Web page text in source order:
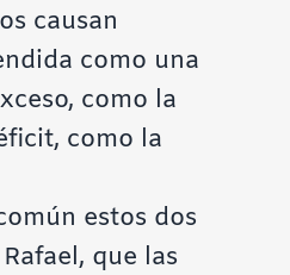
causan
como una
como la
como la
estos dos
que las